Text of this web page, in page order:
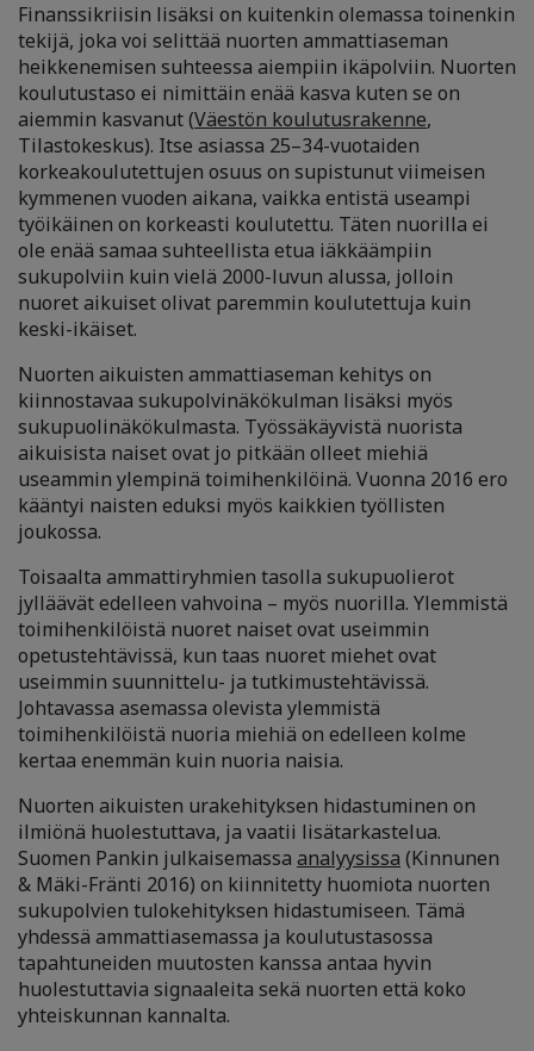
Finanssikriisin lisäksi on kuitenkin olemassa toinenkin
tekijä, joka voi selittää nuorten ammattiaseman
heikkenemisen suhteessa aiempiin ikäpolviin. Nuorten
koulutustaso ei nimittäin enää kasva kuten se on
aiemmin kasvanut (Väestön koulutusrakenne,
Tilastokeskus). Itse asiassa 25–34-vuotaiden
korkeakoulutettujen osuus on supistunut viimeisen
kymmenen vuoden aikana, vaikka entistä useampi
työikäinen on korkeasti koulutettu. Täten nuorilla ei
ole enää samaa suhteellista etua iäkkäämpiin
sukupolviin kuin vielä 2000-luvun alussa, jolloin
nuoret aikuiset olivat paremmin koulutettuja kuin
keski-ikäiset.
Nuorten aikuisten ammattiaseman kehitys on
kiinnostavaa sukupolvinäkökulman lisäksi myös
sukupuolinäkökulmasta. Työssäkäyvistä nuorista
aikuisista naiset ovat jo pitkään olleet miehiä
useammin ylempinä toimihenkilöinä. Vuonna 2016 ero
kääntyi naisten eduksi myös kaikkien työllisten
joukossa.
Toisaalta ammattiryhmien tasolla sukupuolierot
jylläävät edelleen vahvoina – myös nuorilla. Ylemmistä
toimihenkilöistä nuoret naiset ovat useimmin
opetustehtävissä, kun taas nuoret miehet ovat
useimmin suunnittelu- ja tutkimustehtävissä.
Johtavassa asemassa olevista ylemmistä
toimihenkilöistä nuoria miehiä on edelleen kolme
kertaa enemmän kuin nuoria naisia.
Nuorten aikuisten urakehityksen hidastuminen on
ilmiönä huolestuttava, ja vaatii lisätarkastelua.
Suomen Pankin julkaisemassa analyysissa (Kinnunen
& Mäki-Fränti 2016) on kiinnitetty huomiota nuorten
sukupolvien tulokehityksen hidastumiseen. Tämä
yhdessä ammattiasemassa ja koulutustasossa
tapahtuneiden muutosten kanssa antaa hyvin
huolestuttavia signaaleita sekä nuorten että koko
yhteiskunnan kannalta.